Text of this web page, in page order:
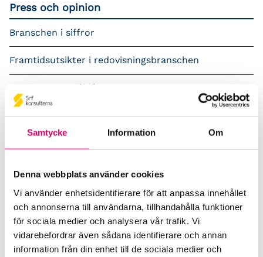
Samtycke Information Om
Denna webbplats använder cookies
Vi använder enhetsidentifierare för att anpassa innehållet
och annonserna till användarna, tillhandahålla funktioner
för sociala medier och analysera vår trafik. Vi
vidarebefordrar även sådana identifierare och annan
information från din enhet till de sociala medier och
Press och opinion
Branschen i siffror
Framtidsutsikter i redovisningsbranschen
Prenumerera på våra nyhetsbrev
Pressrum
Remisser
Samverkan med myndigheter och organisationer
Srf Fokusrapport 2024 – insikter för hållbart
företagande